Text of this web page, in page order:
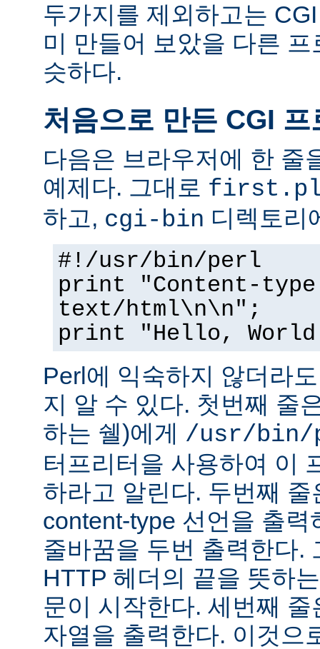
두가지를 제외하고는
미 만들어 보았을 다른
슷하다.
처음으로 만든 CGI 프
다음은 브라우저에 한 줄
예제다. 그대로
하고, cgi-bin 디렉토리
#!/usr/bin/perl
print "Content-
text/html\n\n";
print "Hello,
Perl에 익숙하지 않더라
지 알 수 있다. 첫번째 줄
하는 쉘)에게 /usr/bin/
터프리터을 사용하여 이
하라고 알린다. 두번째 줄
content-type 선언을 출
줄바꿈을 두번 출력한다.
HTTP 헤더의 끝을 뜻하
문이 시작한다. 세번째
자열을 출력한다. 이것으